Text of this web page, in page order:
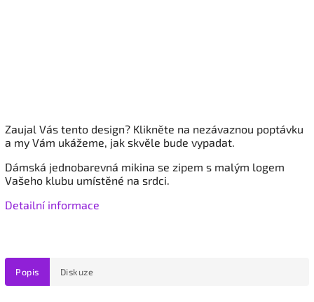
Zaujal Vás tento design? Klikněte na nezávaznou poptávku
a my Vám ukážeme, jak skvěle bude vypadat.
Dámská jednobarevná mikina se zipem s malým logem
Vašeho klubu umístěné na srdci.
Detailní informace
Popis Diskuze